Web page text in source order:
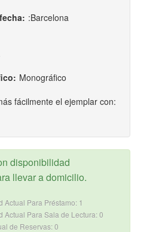
:Barcelona
Monográfico
fácilmente el ejemplar con:
disponibilidad
llevar a domicilio.
Actual Para Préstamo: 1
Actual Para Sala de Lectura: 0
de Reservas: 0